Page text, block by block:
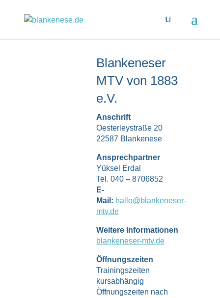
Blankeneser
MTV von 1883
e.V.
Anschrift
Oesterleystraße 20
22587 Blankenese
Ansprechpartner
Yüksel Erdal
Tel. 040 – 8706852
E-
Mail: hallo@blankeneser-
mtv.de
Weitere Informationen
blankeneser-mtv.de
Öffnungszeiten
Trainingszeiten
kursabhängig
Öffnungszeiten nach